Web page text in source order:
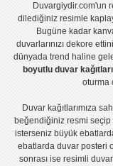
Duvargiydir.com'un
dilediğiniz resimle
Bugüne kadar
duvarlarınızı dekore
dünyada trend haline
boyutlu duvar kağıtları
oturma
Duvar kağıtlarımıza
beğendiğiniz resmi seçip
isterseniz büyük
ebatlarda duvar posteri
sonrası iseresimli duvar